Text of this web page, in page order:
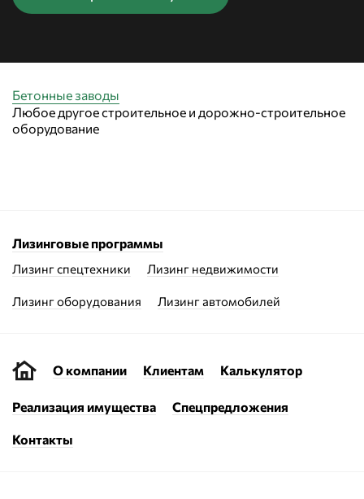
Бетонные заводы
Любое другое строительное и дорожно-строительное
оборудование
Лизинговые программы
Лизинг спецтехники Лизинг недвижимости
Лизинг оборудования Лизинг автомобилей
О компании Клиентам Калькулятор
Реализация имущества Спецпредложения
Контакты